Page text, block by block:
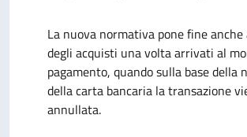
La nuova normativa pone fine anche
degli acquisti una volta arrivati al
pagamento, quando sulla base della
della carta bancaria la transazione
annullata.